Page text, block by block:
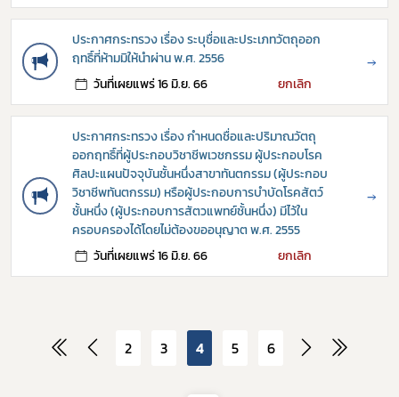
ประกาศกระทรวง เรื่อง ระบุชื่อและประเภทวัตถุออก
ฤทธิ์ที่ห้ามมิให้นำผ่าน พ.ศ. 2556
วันที่เผยแพร่ 16 มิ.ย. 66
ยกเลิก
→
ประกาศกระทรวง เรื่อง กำหนดชื่อและปริมาณวัตถุ
ออกฤทธิ์ที่ผู้ประกอบวิชาชีพเวชกรรม ผู้ประกอบโรค
ศิลปะแผนปัจจุบันชั้นหนึ่งสาขาทันตกรรม (ผู้ประกอบ
วิชาชีพทันตกรรม) หรือผู้ประกอบการบำบัดโรคสัตว์
ชั้นหนึ่ง (ผู้ประกอบการสัตวแพทย์ชั้นหนึ่ง) มีไว้ใน
ครอบครองได้โดยไม่ต้องขออนุญาต พ.ศ. 2555
วันที่เผยแพร่ 16 มิ.ย. 66
ยกเลิก
→
2 3 4 5 6